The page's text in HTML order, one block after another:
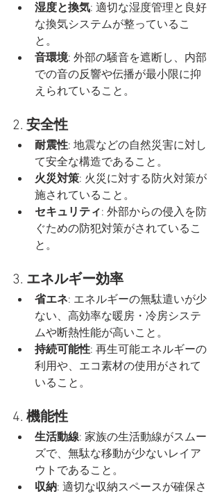
湿度と換気: 適切な湿度管理と良好
な換気システムが整っているこ
と。
音環境: 外部の騒音を遮断し、内部
での音の反響や伝播が最小限に抑
えられていること。
2. 安全性
耐震性: 地震などの自然災害に対し
て安全な構造であること。
火災対策: 火災に対する防火対策が
施されていること。
セキュリティ: 外部からの侵入を防
ぐための防犯対策がされているこ
と。
3. エネルギー効率
省エネ: エネルギーの無駄遣いが少
ない、高効率な暖房・冷房システ
ムや断熱性能が高いこと。
持続可能性: 再生可能エネルギーの
利用や、エコ素材の使用がされて
いること。
4. 機能性
生活動線: 家族の生活動線がスムー
ズで、無駄な移動が少ないレイア
ウトであること。
収納: 適切な収納スペースが確保さ